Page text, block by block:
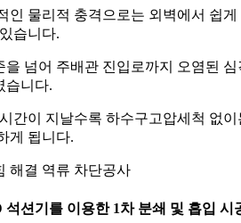
인 물리적 충격으로는 외벽에서 쉽게
습니다.
넘어 주배관 진입로까지 오염된 심
습니다.
간이 지날수록 하수구고압세척 없이
게 됩니다.
해결 역류 차단공사
션기를 이용한 1차 분쇄 및 흡입 시